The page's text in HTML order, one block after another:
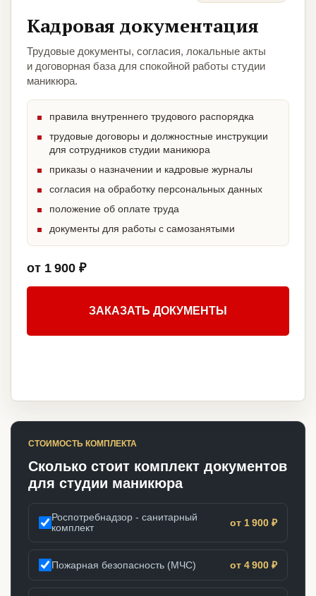
Кадровая документация
Трудовые документы, согласия, локальные акты
и договорная база для спокойной работы студии
маникюра.
правила внутреннего трудового распорядка
трудовые договоры и должностные инструкции
для сотрудников студии маникюра
приказы о назначении и кадровые журналы
согласия на обработку персональных данных
положение об оплате труда
документы для работы с самозанятыми
от 1 900 ₽
ЗАКАЗАТЬ ДОКУМЕНТЫ
СТОИМОСТЬ КОМПЛЕКТА
Сколько стоит комплект документов
для студии маникюра
Роспотребнадзор - санитарный
комплект
от 1 900 ₽
Пожарная безопасность (МЧС) от 4 900 ₽